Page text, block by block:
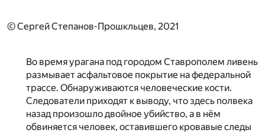
© Сергей Степанов-Прошкльцев, 2021
Во время урагана под городом Ставрополем ливень
размывает асфальтовое покрытие на федеральной
трассе. Обнаруживаются человеческие кости.
Следователи приходят к выводу, что здесь полвека
назад произошло двойное убийство, а в нём
обвиняется человек, оставившего кровавые следы